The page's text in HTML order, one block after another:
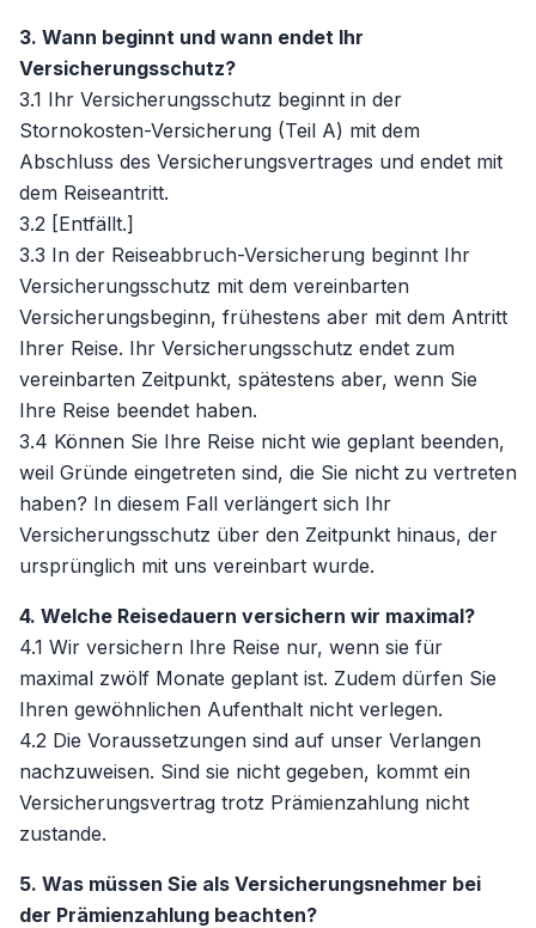
3. Wann beginnt und wann endet Ihr
Versicherungsschutz?
3.1 Ihr Versicherungsschutz beginnt in der
Stornokosten-Versicherung (Teil A) mit dem
Abschluss des Versicherungsvertrages und endet mit
dem Reiseantritt.
3.2 [Entfällt.]
3.3 In der Reiseabbruch-Versicherung beginnt Ihr
Versicherungsschutz mit dem vereinbarten
Versicherungsbeginn, frühestens aber mit dem Antritt
Ihrer Reise. Ihr Versicherungsschutz endet zum
vereinbarten Zeitpunkt, spätestens aber, wenn Sie
Ihre Reise beendet haben.
3.4 Können Sie Ihre Reise nicht wie geplant beenden,
weil Gründe eingetreten sind, die Sie nicht zu vertreten
haben? In diesem Fall verlängert sich Ihr
Versicherungsschutz über den Zeitpunkt hinaus, der
ursprünglich mit uns vereinbart wurde.
4. Welche Reisedauern versichern wir maximal?
4.1 Wir versichern Ihre Reise nur, wenn sie für
maximal zwölf Monate geplant ist. Zudem dürfen Sie
Ihren gewöhnlichen Aufenthalt nicht verlegen.
4.2 Die Voraussetzungen sind auf unser Verlangen
nachzuweisen. Sind sie nicht gegeben, kommt ein
Versicherungsvertrag trotz Prämienzahlung nicht
zustande.
5. Was müssen Sie als Versicherungsnehmer bei
der Prämienzahlung beachten?